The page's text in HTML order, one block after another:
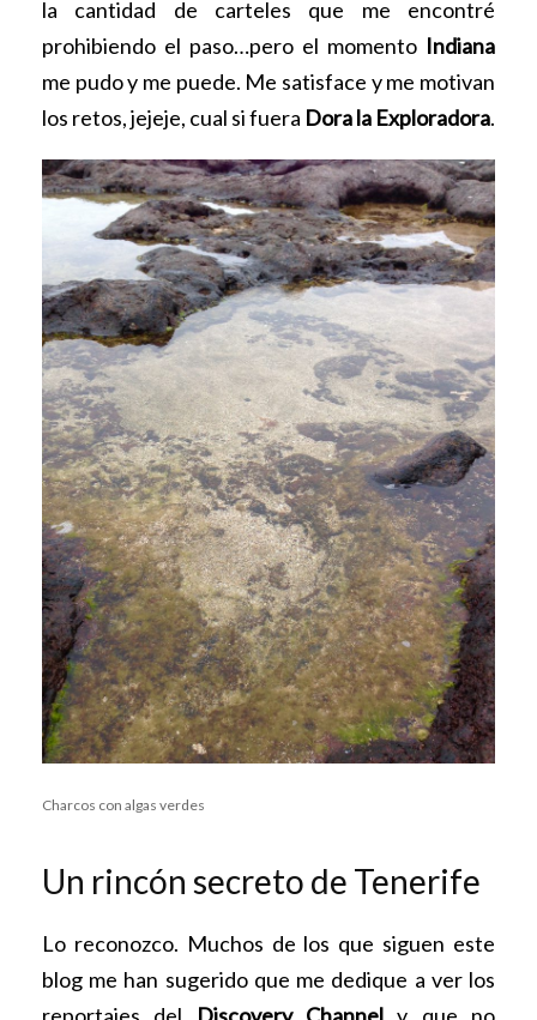
la cantidad de carteles que me encontré
prohibiendo el paso…pero el momento Indiana
me pudo y me puede. Me satisface y me motivan
los retos, jejeje, cual si fuera Dora la Exploradora.
Charcos con algas verdes
Un rincón secreto de Tenerife
Lo reconozco. Muchos de los que siguen este
blog me han sugerido que me dedique a ver los